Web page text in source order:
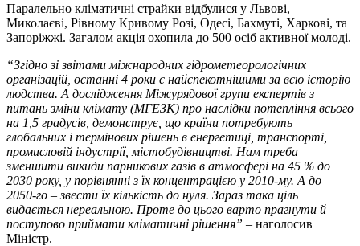
Паралельно кліматичні страйки відбулися у Львові,
Миколаєві, Рівному Кривому Розі, Одесі, Бахмуті, Харкові, та
Запоріжжі. Загалом акція охопила до 500 осіб активної молоді.
“Згідно зі звітами міжнародних гідрометеорологічних
організацій, останні 4 роки є найспекотнішими за всю історію
людства. А дослідження Міжурядової групи експертів з
питань зміни клімату (МГЕЗК) про наслідки потепління всього
на 1,5 градусів, демонструє, що країни потребують
глобальних і термінових рішень в енергетиці, транспорті,
промисловій індустрії, містобудівництві. Нам треба
зменшити викиди парникових газів в атмосфері на 45 % до
2030 року, у порівнянні з їх концентрацією у 2010-му. А до
2050-го – звести їх кількість до нуля. Зараз така ціль
видається нереальною. Проте до цього варто прагнути й
поступово приймати кліматичні рішення” – наголосив
Міністр.